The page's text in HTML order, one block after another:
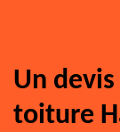
Un
toiture